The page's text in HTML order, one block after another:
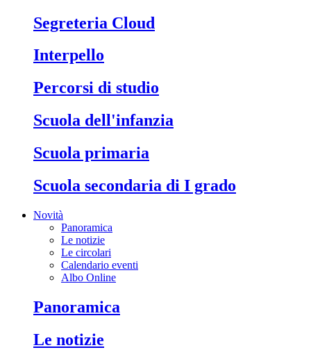
Segreteria Cloud
Interpello
Percorsi di studio
Scuola dell'infanzia
Scuola primaria
Scuola secondaria di I grado
Novità
Panoramica
Le notizie
Le circolari
Calendario eventi
Albo Online
Panoramica
Le notizie